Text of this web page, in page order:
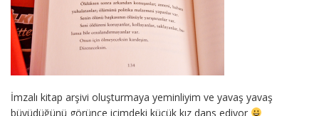
İmzalı kitap arşivi oluşturmaya yeminliyim ve yavaş yavaş
büyüdüğünü görünce içimdeki küçük kız dans ediyor